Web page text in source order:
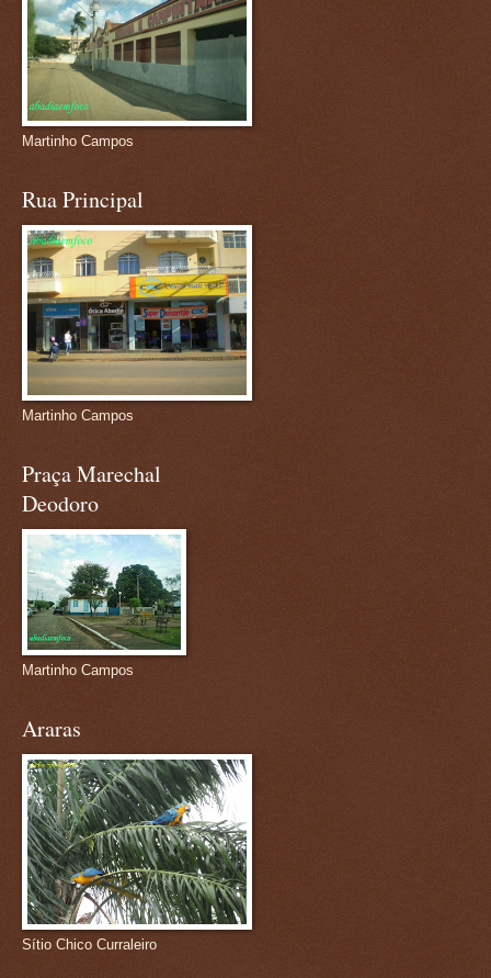
Martinho Campos
Rua Principal
Martinho Campos
Praça Marechal
Deodoro
Martinho Campos
Araras
Sítio Chico Curraleiro